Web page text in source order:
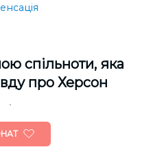
спільноти, яка
про Херсон